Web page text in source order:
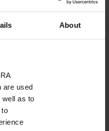
About
are used
as to
to
de conciencia
populares, su
y su puesta
asunto
Motivo
387 (octubre